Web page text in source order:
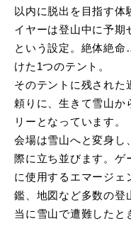
以内に脱出を目指す体
イヤーは登山中に予期
という設定。絶体絶
けた1つのテント。
そのテントに残された
頼りに、生きて雪山か
リーとなっています。
会場は雪山へと変身し
際に立ち並びます。ゲ
に使用するエマージェ
鑑、地図など多数の登
当に雪山で遭難したと